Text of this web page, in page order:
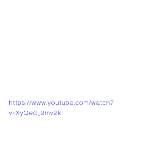
https://www.youtube.com/watch?
v=XyQeG_9mv2k